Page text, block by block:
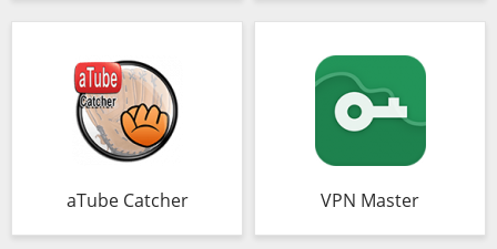
aTube Catcher VPN Master